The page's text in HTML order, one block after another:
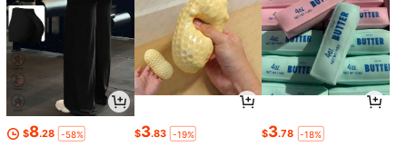
$8.28 -58% $3.83 -19% $3.78 -18%